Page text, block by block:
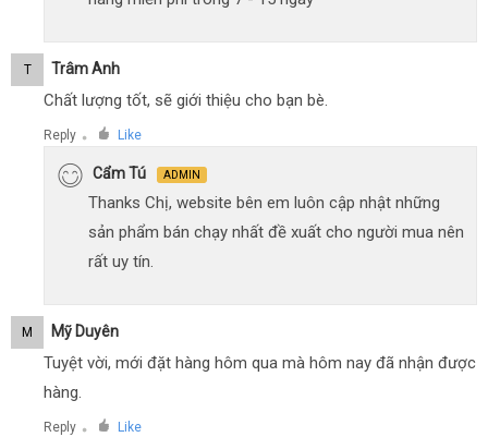
T Trâm Anh
Chất lượng tốt, sẽ giới thiệu cho bạn bè.
Reply ● Like
Cẩm Tú ADMIN
Thanks Chị, website bên em luôn cập nhật những
sản phẩm bán chạy nhất đề xuất cho người mua nên
rất uy tín.
M Mỹ Duyên
Tuyệt vời, mới đặt hàng hôm qua mà hôm nay đã nhận được
hàng.
Reply ● Like